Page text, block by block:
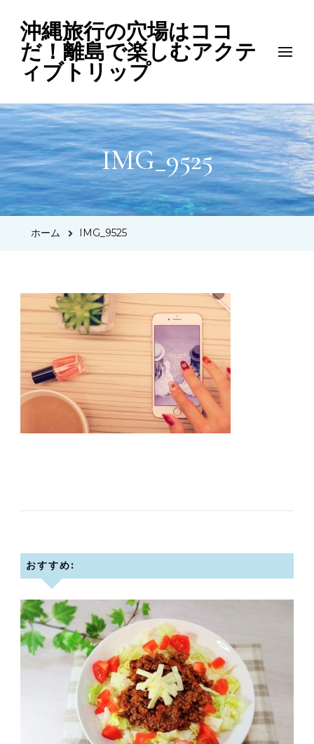
沖縄旅行の穴場はココ
だ！離島で楽しむアクテ
ィブトリップ
IMG_9525
ホーム IMG_9525
おすすめ: